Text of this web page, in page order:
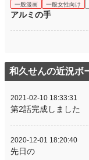
一般漫画 一般女性向け
アルミの手
和久せんの近況ボ
2021-02-10 18:33:31
第2話完成しました
2020-12-01 18:20:40
先日の